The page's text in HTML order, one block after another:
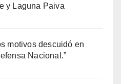
y Laguna Paiva
motivos descuidó en
Nacional.”